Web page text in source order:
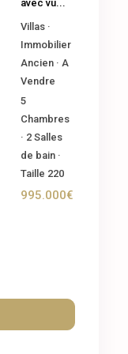
avec vu...
Villas ·
Immobilier
Ancien ·A
Vendre
5
Chambres
· 2 Salles
de bain ·
Taille 220
995.000€